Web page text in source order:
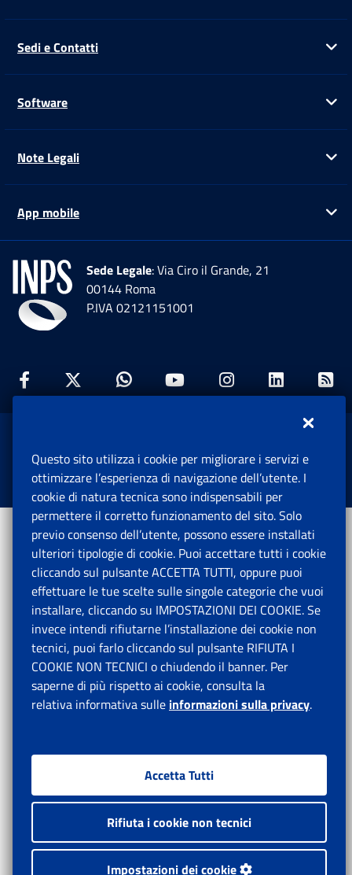
Sedi e Contatti
Software
Note Legali
App mobile
Sede Legale: Via Ciro il Grande, 21
00144 Roma
P.IVA 02121151001
Facebook: Apre una nuova finestra
Twitter: Apre una nuova finestra
Whatsapp: Apre una nuova
Youtube: Apre una
Instagram:
Istituto Nazionale Previdenza Sociale.
Tutti i diritti riservati.
Questo sito utilizza i cookie per migliorare i servizi e
ottimizzare l’esperienza di navigazione dell’utente. I
cookie di natura tecnica sono indispensabili per
permettere il corretto funzionamento del sito. Solo
previo consenso dell’utente, possono essere installati
ulteriori tipologie di cookie. Puoi accettare tutti i cookie
cliccando sul pulsante ACCETTA TUTTI, oppure puoi
effettuare le tue scelte sulle singole categorie che vuoi
installare, cliccando su IMPOSTAZIONI DEI COOKIE. Se
invece intendi rifiutarne l’installazione dei cookie non
tecnici, puoi farlo cliccando sul pulsante RIFIUTA I
COOKIE NON TECNICI o chiudendo il banner. Per
saperne di più rispetto ai cookie, consulta la
relativa informativa sulle informazioni sulla privacy.
Accetta Tutti
Rifiuta i cookie non tecnici
Impostazioni dei cookie